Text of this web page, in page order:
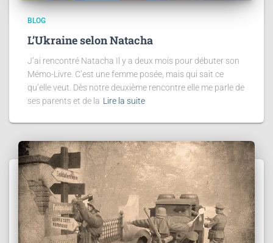
BLOG
L’Ukraine selon Natacha
J’ai rencontré Natacha Il y a deux mois pour débuter son
Mémo-Livre. C’est une femme posée, mais qui sait ce
qu’elle veut. Dès notre deuxième rencontre elle me parle de
ses parents et de la Lire la suite